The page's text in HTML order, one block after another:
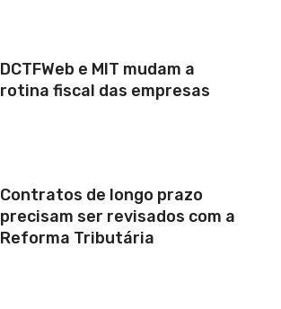
DCTFWeb e MIT mudam a
rotina fiscal das empresas
Contratos de longo prazo
precisam ser revisados com a
Reforma Tributária